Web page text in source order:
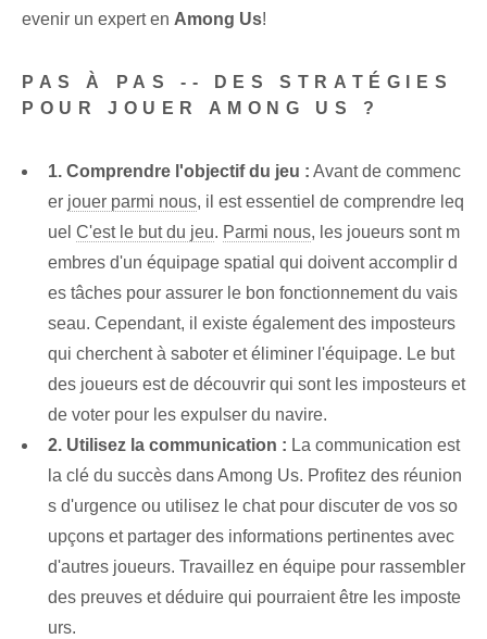
evenir un expert en Among Us!
PAS À PAS -- DES STRATÉGIES
POUR JOUER AMONG US ?
1. Comprendre l'objectif du jeu : Avant de commenc
er jouer parmi nous, il est essentiel de comprendre leq
uel C'est le but du jeu. Parmi nous, les joueurs sont m
embres d'un équipage spatial qui doivent accomplir d
es tâches pour assurer le bon fonctionnement du vais
seau. Cependant, il existe également des imposteurs
qui cherchent à saboter et éliminer l'équipage. Le but
des joueurs est de découvrir qui sont les imposteurs et
de voter pour les expulser du navire.
2. Utilisez la communication : La communication est
la clé du succès dans Among Us. Profitez des réunion
s d'urgence ou utilisez le chat pour discuter de vos so
upçons et partager des informations pertinentes avec
d'autres joueurs. Travaillez en équipe pour rassembler
des preuves et déduire qui pourraient être les imposte
urs.